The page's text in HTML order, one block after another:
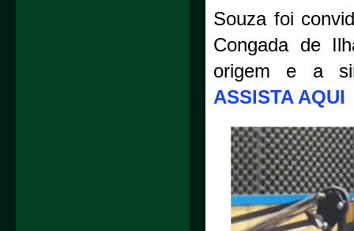
Souza foi
Congada de
origem e a
ASSISTA AQUI